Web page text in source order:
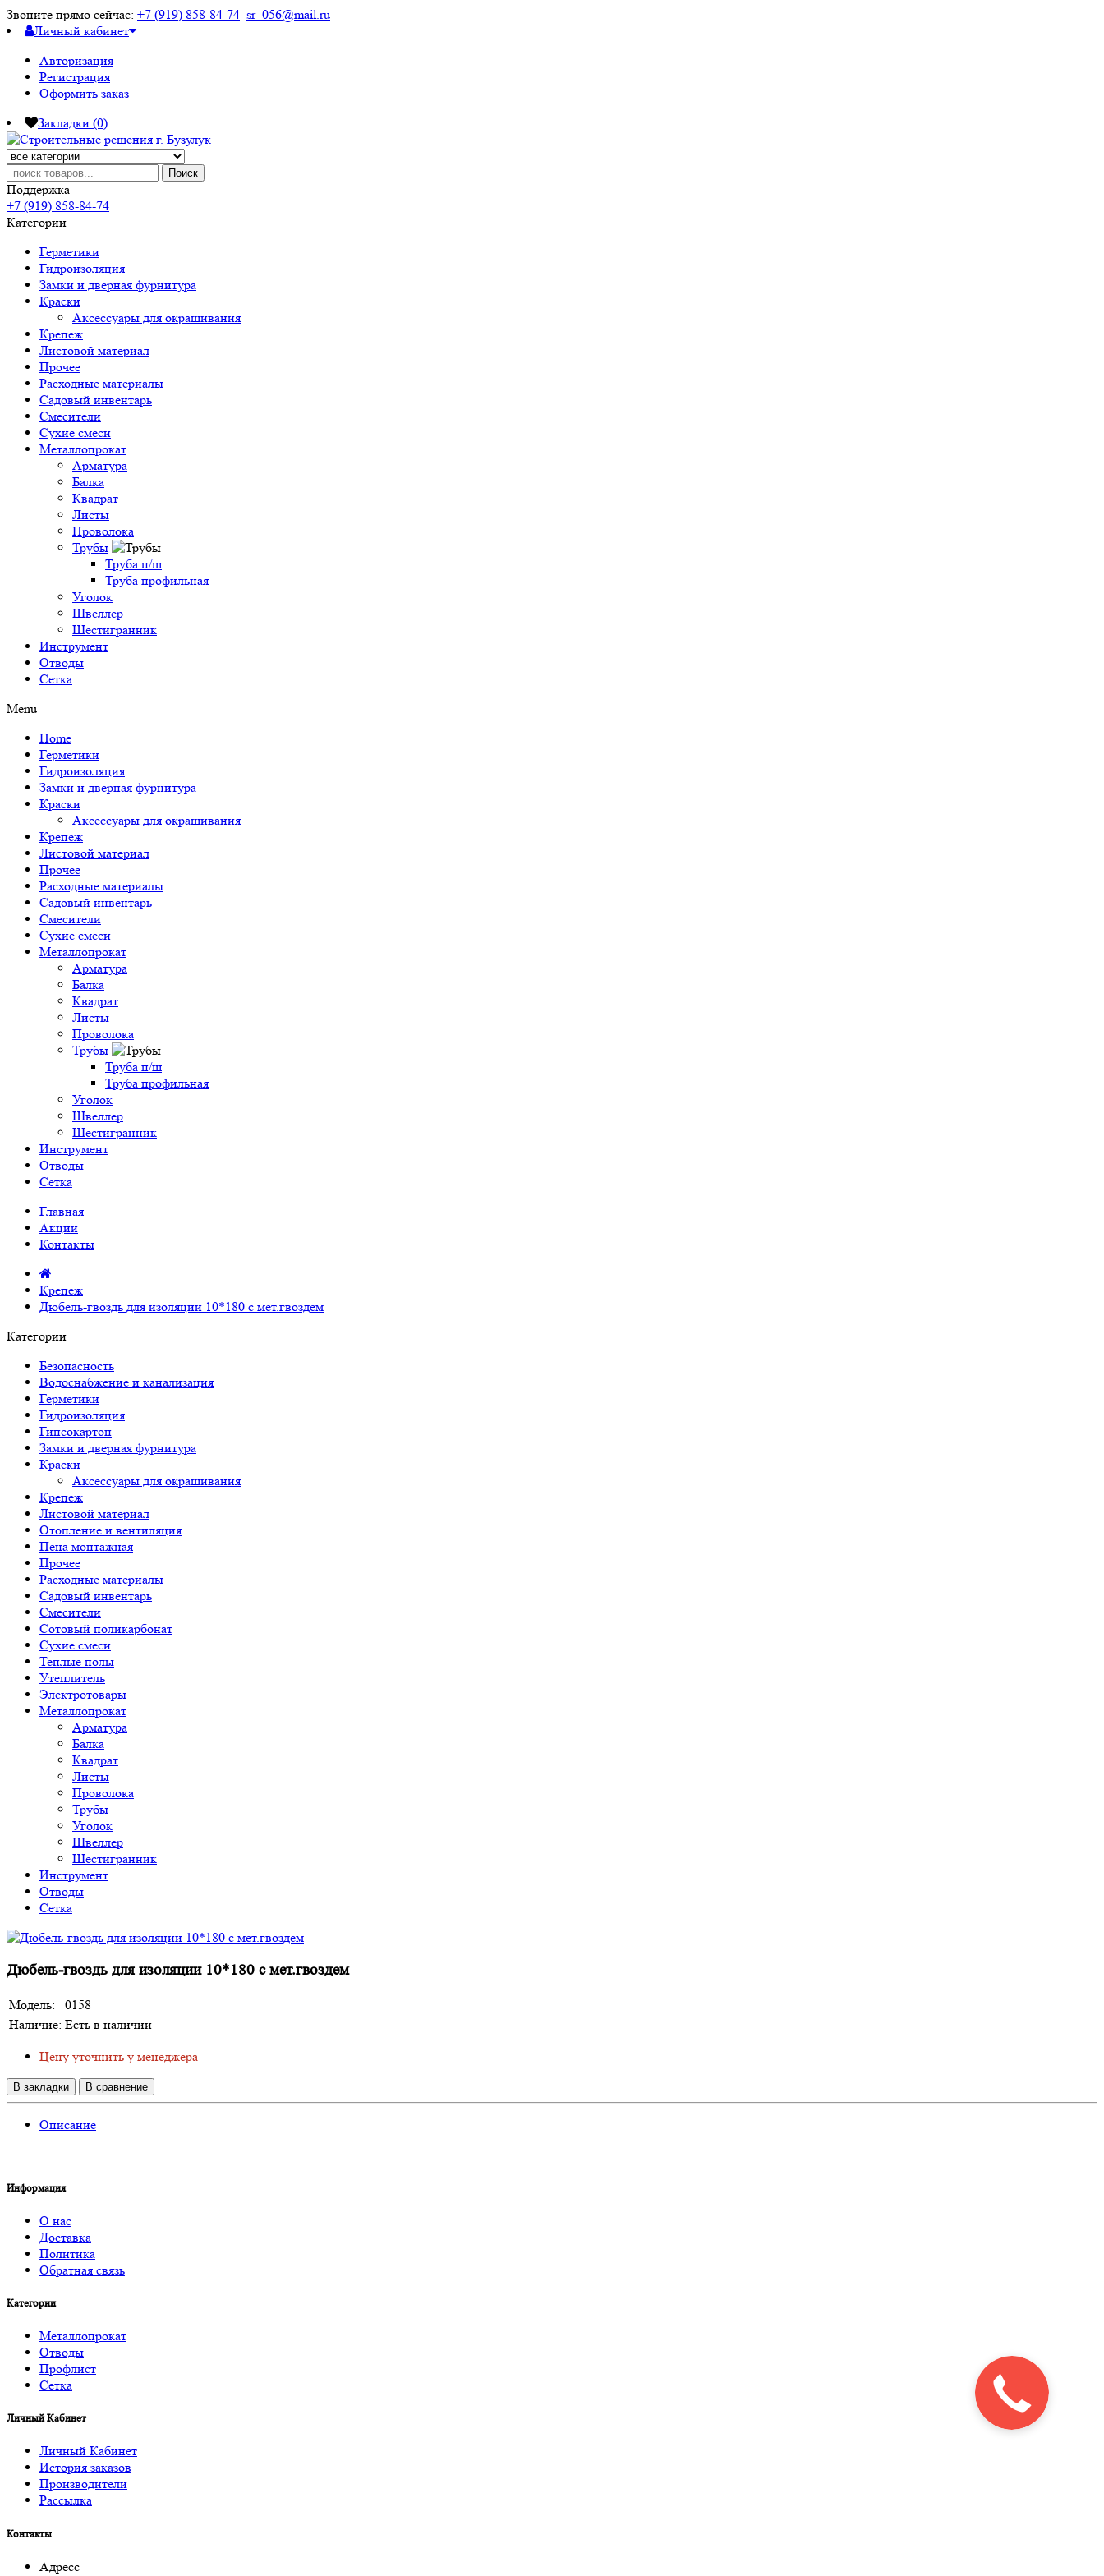
Звоните прямо сейчас: +7 (919) 858-84-74 sr_056@mail.ru
Личный кабинет
Авторизация
Регистрация
Оформить заказ
Закладки (0)
Поиск
Поддержка
+7 (919) 858-84-74
Категории
Герметики
Гидроизоляция
Замки и дверная фурнитура
Краски
Аксессуары для окрашивания
Крепеж
Листовой материал
Прочее
Расходные материалы
Садовый инвентарь
Смесители
Сухие смеси
Металлопрокат
Арматура
Балка
Квадрат
Листы
Проволока
Трубы
Труба п/ш
Труба профильная
Уголок
Швеллер
Шестигранник
Инструмент
Отводы
Сетка
Menu
Home
Герметики
Гидроизоляция
Замки и дверная фурнитура
Краски
Аксессуары для окрашивания
Крепеж
Листовой материал
Прочее
Расходные материалы
Садовый инвентарь
Смесители
Сухие смеси
Металлопрокат
Арматура
Балка
Квадрат
Листы
Проволока
Трубы
Труба п/ш
Труба профильная
Уголок
Швеллер
Шестигранник
Инструмент
Отводы
Сетка
Главная
Акции
Контакты
Крепеж
Дюбель-гвоздь для изоляции 10*180 с мет.гвоздем
Категории
Безопасность
Водоснабжение и канализация
Герметики
Гидроизоляция
Гипсокартон
Замки и дверная фурнитура
Краски
Аксессуары для окрашивания
Крепеж
Листовой материал
Отопление и вентиляция
Пена монтажная
Прочее
Расходные материалы
Садовый инвентарь
Смесители
Сотовый поликарбонат
Сухие смеси
Теплые полы
Утеплитель
Электротовары
Металлопрокат
Арматура
Балка
Квадрат
Листы
Проволока
Трубы
Уголок
Швеллер
Шестигранник
Инструмент
Отводы
Сетка
Дюбель-гвоздь для изоляции 10*180 с мет.гвоздем
Модель:
0158
Наличие: Есть в наличии
Цену уточнить у менеджера
В закладки В сравнение
Описание
Информация
О нас
Доставка
Политика
Обратная связь
Категории
Металлопрокат
Отводы
Профлист
Сетка
Личный Кабинет
Личный Кабинет
История заказов
Производители
Рассылка
Контакты
Адресс